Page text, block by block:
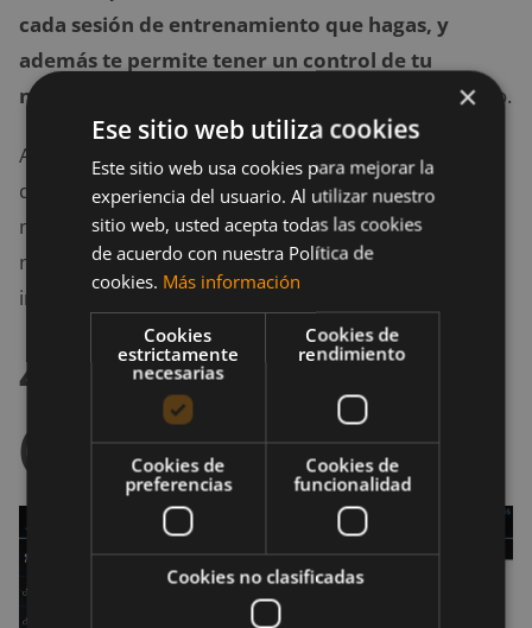
cada sesión de entrenamiento que hagas, y
además te permite tener un control de tu
nutrición
si estás en un régimen de pérdida de peso.
Además, funciona muy bien con otros dispositivos
que se conecten con el teléfono vía Bluetooth como
monitores cardíacos, te permite escuchar tu música
mientras entrenas y te da mensajes de voz que te
indican el progreso de tu entrenamiento.
4. Google My Tracks
(Android)
×
Ese sitio web utiliza cookies
Este sitio web usa cookies para mejorar la
experiencia del usuario. Al utilizar nuestro
sitio web, usted acepta todas las cookies
de acuerdo con nuestra Política de
cookies. Más información
Cookies
estrictamente
necesarias
Cookies de
rendimiento
Cookies de
preferencias
Cookies de
funcionalidad
Cookies no clasificadas